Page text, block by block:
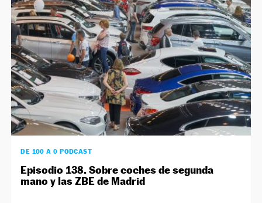
DE 100 A 0 PODCAST
Episodio 138. Sobre coches de segunda
mano y las ZBE de Madrid